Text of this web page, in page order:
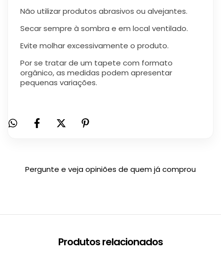
Não utilizar produtos abrasivos ou alvejantes.
Secar sempre à sombra e em local ventilado.
Evite molhar excessivamente o produto.
Por se tratar de um tapete com formato
orgânico, as medidas podem apresentar
pequenas variações.
Pergunte e veja opiniões de quem já comprou
Produtos relacionados